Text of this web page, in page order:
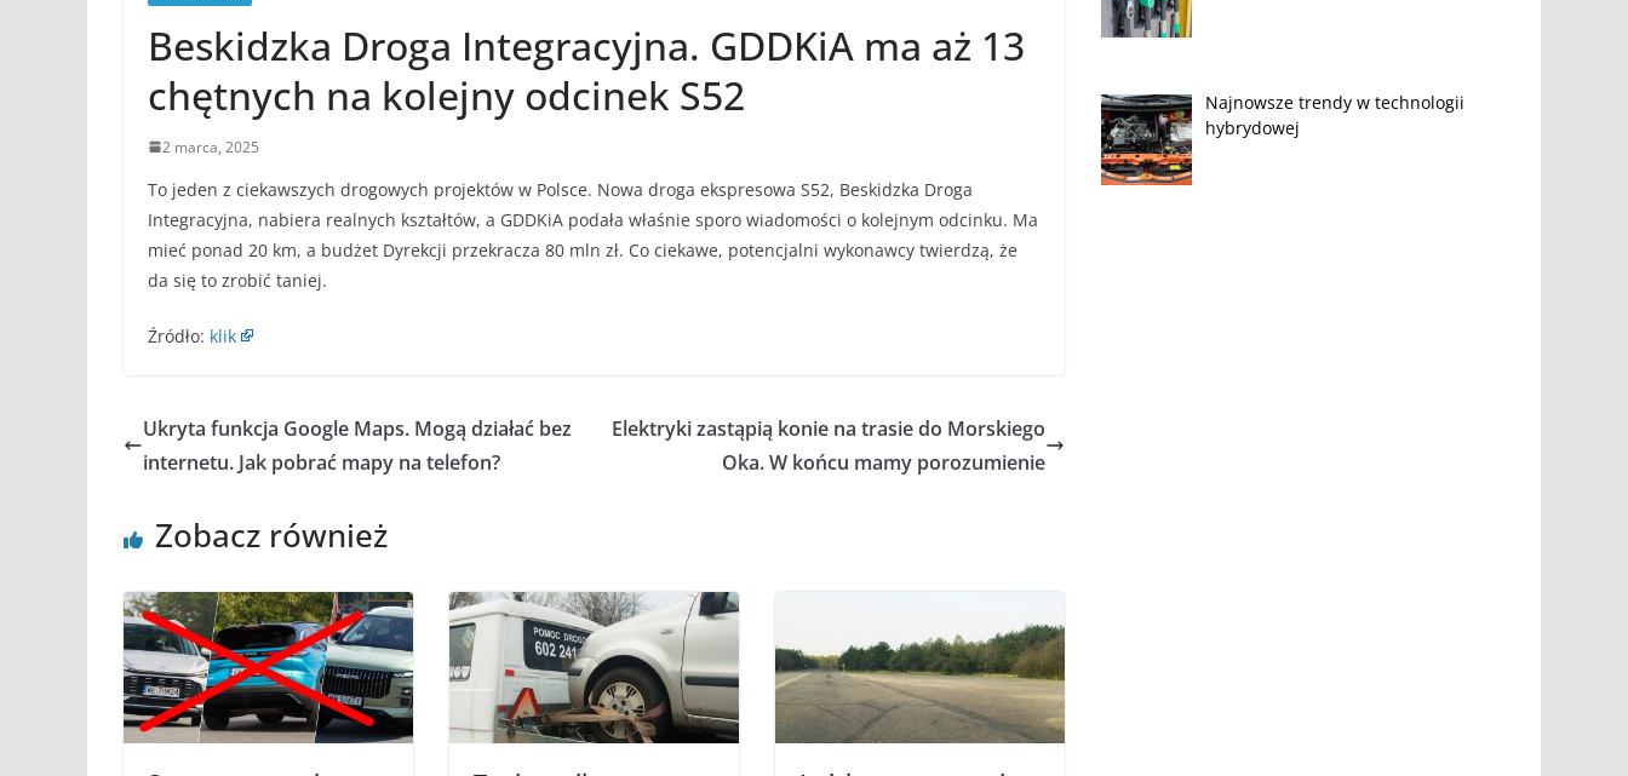
Beskidzka Droga Integracyjna. GDDKiA ma aż 13
chętnych na kolejny odcinek S52
2 marca, 2025
To jeden z ciekawszych drogowych projektów w Polsce. Nowa droga ekspresowa S52, Beskidzka Droga
Integracyjna, nabiera realnych kształtów, a GDDKiA podała właśnie sporo wiadomości o kolejnym odcinku. Ma
mieć ponad 20 km, a budżet Dyrekcji przekracza 80 mln zł. Co ciekawe, potencjalni wykonawcy twierdzą, że
da się to zrobić taniej.
Źródło: klik
Ukryta funkcja Google Maps. Mogą działać bez
internetu. Jak pobrać mapy na telefon?
Elektryki zastąpią konie na trasie do Morskiego
Oka. W końcu mamy porozumienie
Zobacz również
Najnowsze trendy w technologii
hybrydowej